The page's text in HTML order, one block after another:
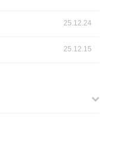
25.12.24
25.12.15